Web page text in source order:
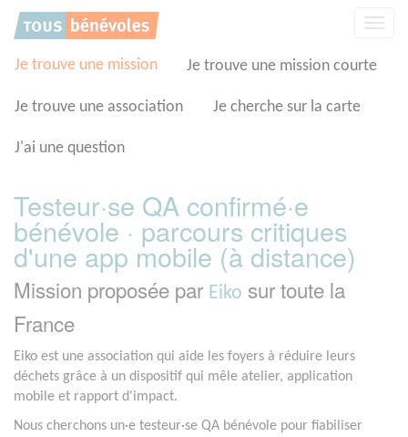
Je trouve une mission Je trouve une mission courte
Je trouve une association Je cherche sur la carte
J'ai une question
Testeur·se QA confirmé·e
bénévole · parcours critiques
d'une app mobile (à distance)
Mission proposée par Eiko sur toute la
France
Eiko est une association qui aide les foyers à réduire leurs
déchets grâce à un dispositif qui mêle atelier, application
mobile et rapport d'impact.
Nous cherchons un·e testeur·se QA bénévole pour fiabiliser
Panneau de gestion des cookies